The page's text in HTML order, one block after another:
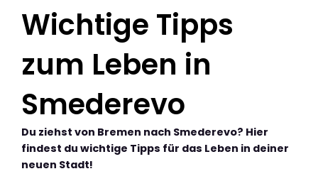
Wichtige Tipps
zum Leben in
Smederevo
Du ziehst von Bremen nach Smederevo? Hier
findest du wichtige Tipps für das Leben in deiner
neuen Stadt!